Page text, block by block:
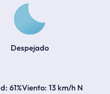
Despejado
61%Viento 13 km/h N